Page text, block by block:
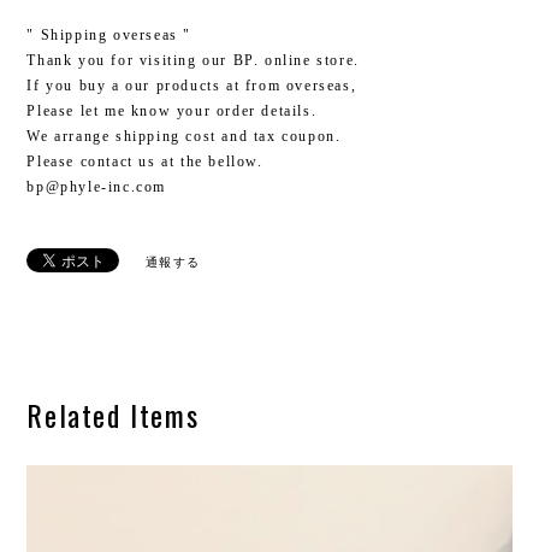
" Shipping overseas "
Thank you for visiting our BP. online store.
If you buy a our products at from overseas,
Please let me know your order details.
We arrange shipping cost and tax coupon.
Please contact us at the bellow.
bp@phyle-inc.com
通報する
Related Items